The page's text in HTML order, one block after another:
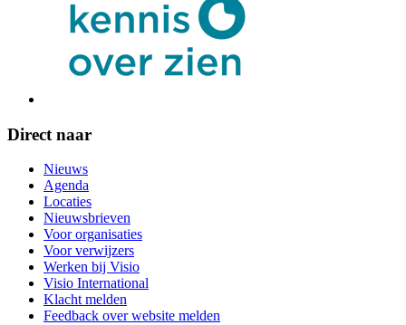
Direct naar
Nieuws
Agenda
Locaties
Nieuwsbrieven
Voor organisaties
Voor verwijzers
Werken bij Visio
Visio International
Klacht melden
Feedback over website melden